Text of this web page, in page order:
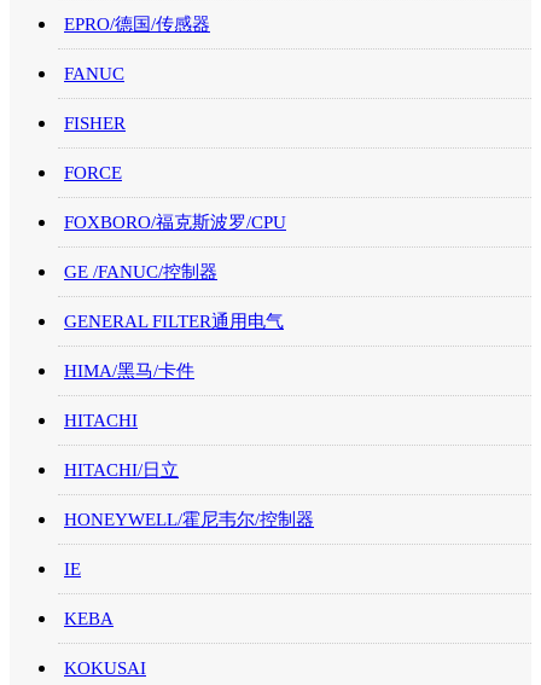
EPRO/德国/传感器
FANUC
FISHER
FORCE
FOXBORO/福克斯波罗/CPU
GE /FANUC/控制器
GENERAL FILTER通用电气
HIMA/黑马/卡件
HITACHI
HITACHI/日立
HONEYWELL/霍尼韦尔/控制器
IE
KEBA
KOKUSAI